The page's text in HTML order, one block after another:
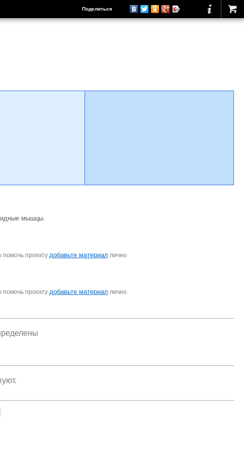
Поделиться
мышцы.
проекту добавьте материал лично
проекту добавьте материал лично